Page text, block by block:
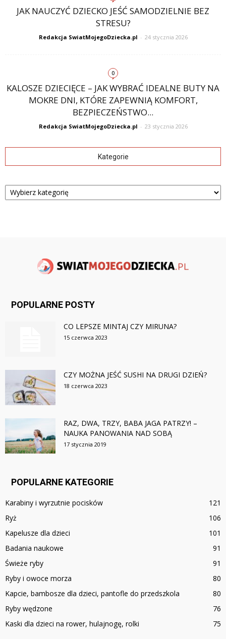
JAK NAUCZYĆ DZIECKO JEŚĆ SAMODZIELNIE BEZ
STRESU?
Redakcja SwiatMojegoDziecka.pl - 24 stycznia 2026
0
KALOSZE DZIECIĘCE – JAK WYBRAĆ IDEALNE BUTY NA
MOKRE DNI, KTÓRE ZAPEWNIĄ KOMFORT,
BEZPIECZEŃSTWO...
Redakcja SwiatMojegoDziecka.pl - 23 stycznia 2026
Kategorie
Kategorie
POPULARNE POSTY
CO LEPSZE MINTAJ CZY MIRUNA?
15 czerwca 2023
CZY MOŻNA JEŚĆ SUSHI NA DRUGI DZIEŃ?
18 czerwca 2023
RAZ, DWA, TRZY, BABA JAGA PATRZY! –
NAUKA PANOWANIA NAD SOBĄ
17 stycznia 2019
POPULARNE KATEGORIE
Karabiny i wyrzutnie pocisków
121
Ryż
106
Kapelusze dla dzieci
101
Badania naukowe
91
Świeże ryby
91
Ryby i owoce morza
80
Kapcie, bambosze dla dzieci, pantofle do przedszkola
80
Ryby wędzone
76
Kaski dla dzieci na rower, hulajnogę, rolki
75